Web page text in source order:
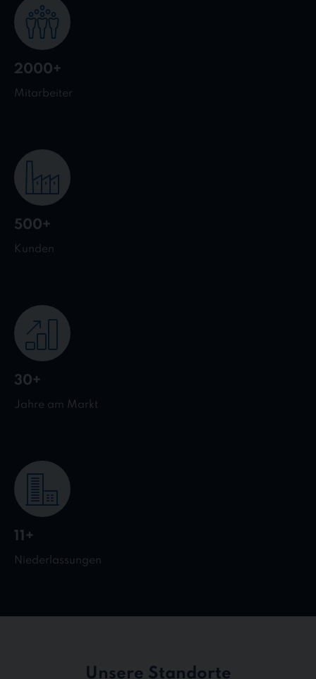
2000+
Mitarbeiter
500+
Kunden
30+
Jahre am Markt
11+
Niederlassungen
Unsere Standorte